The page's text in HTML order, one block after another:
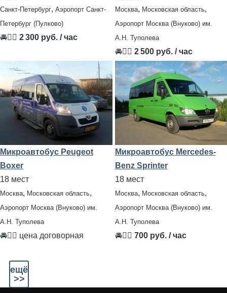
Санкт-Петербург, Аэропорт Санкт-
Петербург (Пулково)
🚘👨‍✈ 2 300 руб. / час
Москва, Московская область,
Аэропорт Москва (Внуково) им.
А.Н. Туполева
🚘👨‍✈ 2 500 руб. / час
Микроавтобус Peugeot
Boxer
18 мест
Москва, Московская область,
Аэропорт Москва (Внуково) им.
А.Н. Туполева
🚘👨‍✈ цена договорная
Микроавтобус Mercedes-
Benz Sprinter
18 мест
Москва, Московская область,
Аэропорт Москва (Внуково) им.
А.Н. Туполева
🚘👨‍✈ 700 руб. / час
ещё
>>